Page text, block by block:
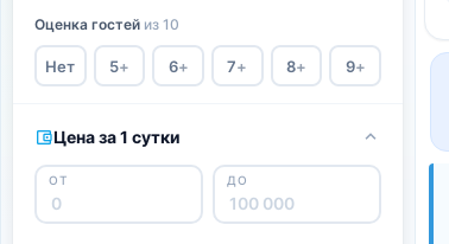
Оценка гостей из 10
Нет 5+ 6+ 7+ 8+ 9+
Цена за 1 сутки
ОТ ДО